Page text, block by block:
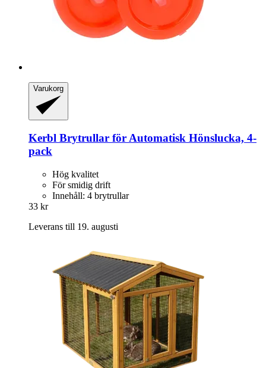
Varukorg
Kerbl Brytrullar för Automatisk Hönslucka, 4-​
pack
Hög kvalitet
För smidig drift
Innehåll: 4 brytrullar
33 kr
Leverans till 19. augusti